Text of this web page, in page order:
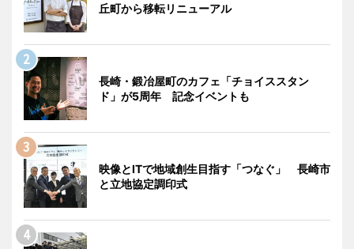
丘町から移転リニューアル
長崎・鍛冶屋町のカフェ「チョイススタン
ド」が5周年 記念イベントも
映像とITで地域創生目指す「つなぐ」 長崎市
と立地協定調印式